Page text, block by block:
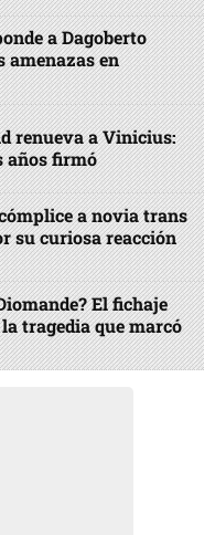
a Dagoberto
amenazas en
renueva a Vinicius:
años firmó
a novia trans
su curiosa reacción
El fichaje
la tragedia que marcó